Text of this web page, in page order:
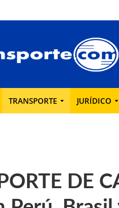
TRANSPORTE JURÍDICO
DE